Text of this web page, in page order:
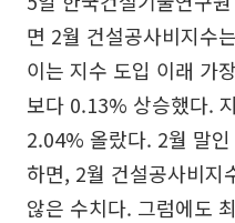
면 2월 건설공사비지수
이는 지수 도입 이래 가
보다 0.13% 상승했다.
2.04% 올랐다. 2월 말
하면, 2월 건설공사비지
않은 수치다. 그럼에도